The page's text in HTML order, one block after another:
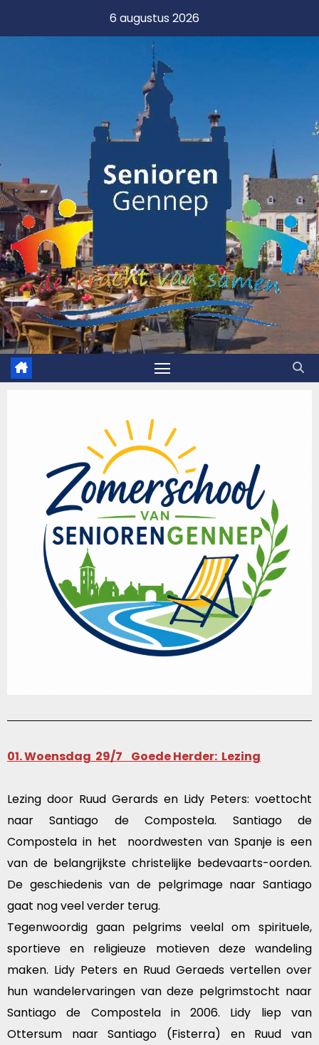
6 augustus 2026
01. Woensdag 29/7 GoedeHerder: Lezing
Lezing door Ruud Gerards en Lidy Peters: voettocht
naar Santiago de Compostela. Santiago de
Compostela in het noordwesten van Spanje is een
van de belangrijkste christelijke bedevaarts-oorden.
De geschiedenis van de pelgrimage naar Santiago
gaat nog veel verder terug.
Tegenwoordig gaan pelgrims veelal om spirituele,
sportieve en religieuze motieven deze wandeling
maken. Lidy Peters en Ruud Geraeds vertellen over
hun wandelervaringen van deze pelgrimstocht naar
Santiago de Compostela in 2006. Lidy liep van
Ottersum naar Santiago (Fisterra) en Ruud van